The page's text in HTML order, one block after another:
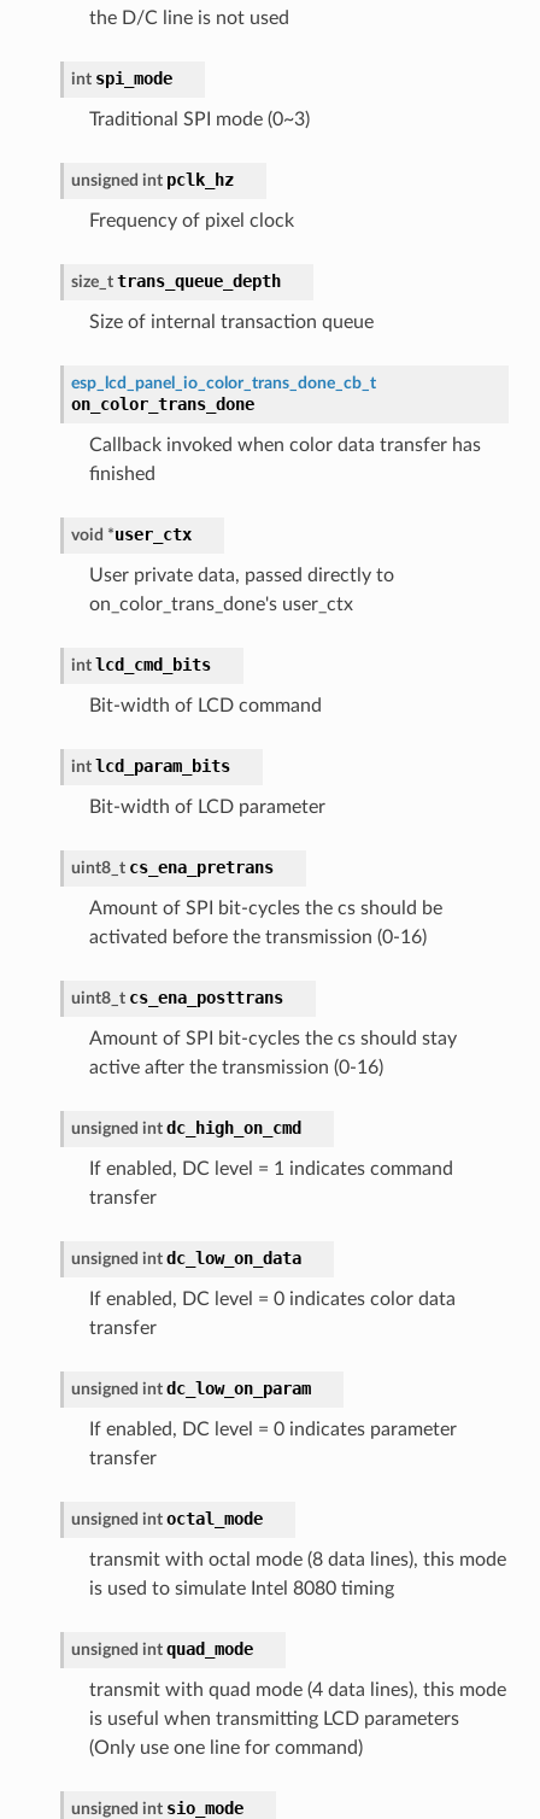
the D/C line is not used
int spi_mode
Traditional SPI mode (0~3)
unsigned int pclk_hz
Frequency of pixel clock
size_t trans_queue_depth
Size of internal transaction queue
esp_lcd_panel_io_color_trans_done_cb_t
on_color_trans_done
Callback invoked when color data transfer has
finished
void *user_ctx
User private data, passed directly to
on_color_trans_done's user_ctx
int lcd_cmd_bits
Bit-width of LCD command
int lcd_param_bits
Bit-width of LCD parameter
uint8_t cs_ena_pretrans
Amount of SPI bit-cycles the cs should be
activated before the transmission (0-16)
uint8_t cs_ena_posttrans
Amount of SPI bit-cycles the cs should stay
active after the transmission (0-16)
unsigned int dc_high_on_cmd
If enabled, DC level = 1 indicates command
transfer
unsigned int dc_low_on_data
If enabled, DC level = 0 indicates color data
transfer
unsigned int dc_low_on_param
If enabled, DC level = 0 indicates parameter
transfer
unsigned int octal_mode
transmit with octal mode (8 data lines), this mode
is used to simulate Intel 8080 timing
unsigned int quad_mode
transmit with quad mode (4 data lines), this mode
is useful when transmitting LCD parameters
(Only use one line for command)
unsigned int sio_mode